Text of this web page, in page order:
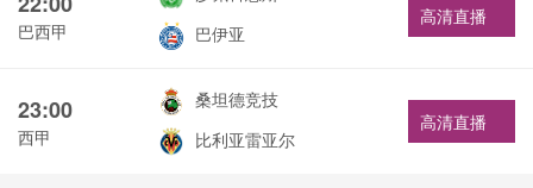
巴西甲
巴伊亚
高清直播
23:00
西甲
桑坦德竞技
比利亚雷亚尔
高清直播